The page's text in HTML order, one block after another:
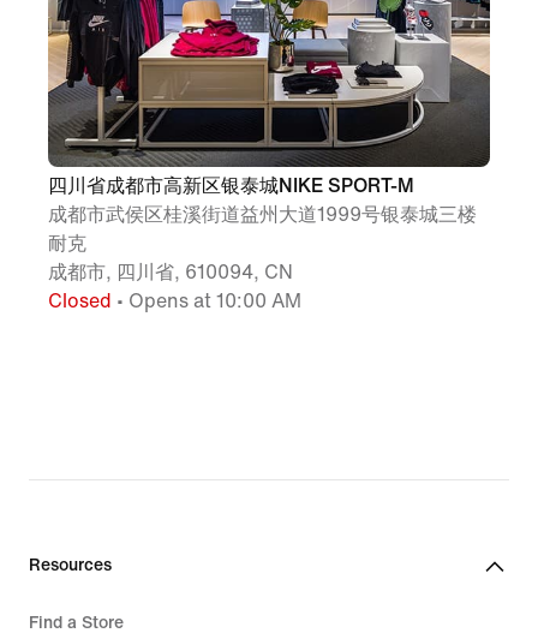
四川省成都市高新区银泰城NIKE SPORT-M
成都市武侯区桂溪街道益州大道1999号银泰城三楼
耐克
成都市, 四川省, 610094, CN
Closed • Opens at 10:00 AM
Resources
Find a Store